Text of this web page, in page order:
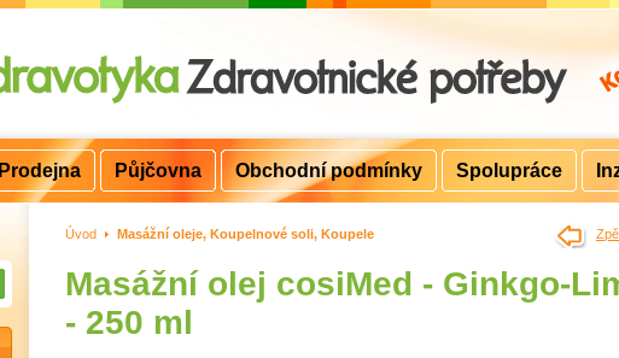
Úvod > Masážní oleje, Koupelnové soli, Koupele
Masážní olej cosiMed - Ginkgo-
- 250 ml
Prodejna Půjčovna Obchodní podmínky Spolupráce